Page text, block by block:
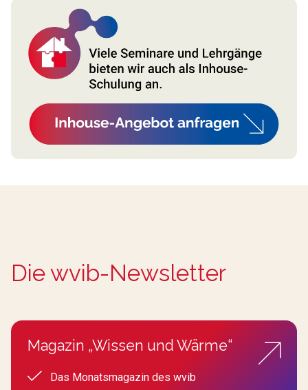
Die wvib-Newsletter
Magazin „Wissen und Wärme“
Das Monatsmagazin des wvib